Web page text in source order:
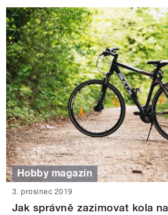
Hobby magazín
3. prosinec 2019
Jak správně zazimovat kola